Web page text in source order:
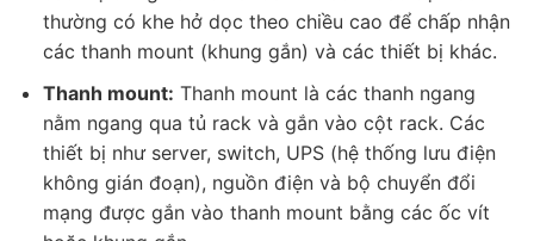
thường có khe hở dọc theo chiều cao để chấp nhận
các thanh mount (khung gắn) và các thiết bị khác.
Thanh mount: Thanh mount là các thanh ngang
nằm ngang qua tủ rack và gắn vào cột rack. Các
thiết bị như server, switch, UPS (hệ thống lưu điện
không gián đoạn), nguồn điện và bộ chuyển đổi
mạng được gắn vào thanh mount bằng các ốc vít